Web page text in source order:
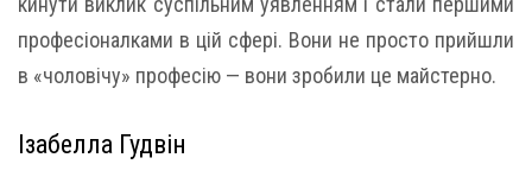
професіоналками в цій сфері. Вони не просто прийшли
в «чоловічу» професію — вони зробили це майстерно.
Ізабелла Гудвін